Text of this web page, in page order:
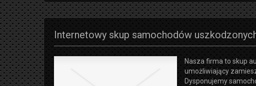
Internetowy skup samochodów
Nasza firma to skup
umożliwiający
Dysponujemy